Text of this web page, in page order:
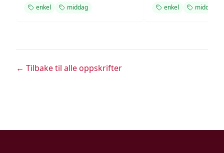
enkel middag enkel middag
← Tilbake til alle oppskrifter